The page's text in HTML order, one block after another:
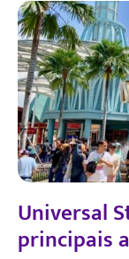
Universal
principais